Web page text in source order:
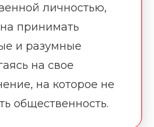
личностью,
принимать
и разумные
на свое
на которое не
общественность.